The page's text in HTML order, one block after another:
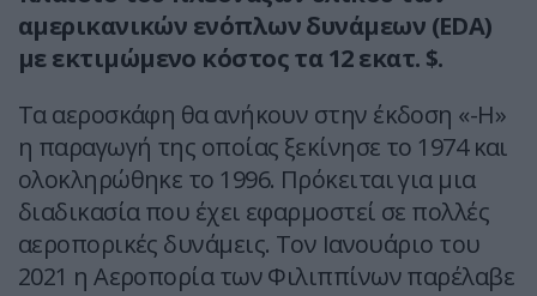
αμερικανικών ενόπλων δυνάμεων (EDA)
με εκτιμώμενο κόστος τα 12 εκατ. $.
Τα αεροσκάφη θα ανήκουν στην έκδοση «-Η»
η παραγωγή της οποίας ξεκίνησε το 1974 και
ολοκληρώθηκε το 1996. Πρόκειται για μια
διαδικασία που έχει εφαρμοστεί σε πολλές
αεροπορικές δυνάμεις. Τον Ιανουάριο του
2021 η Αεροπορία των Φιλιππίνων παρέλαβε